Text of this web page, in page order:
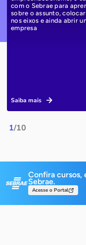
1/10
com o Sebrae para
sobre o assunto,
nos eixos e ainda abrir
empresa
Saiba mais
Confira cursos,
Sebrae.
Acesse o Portal